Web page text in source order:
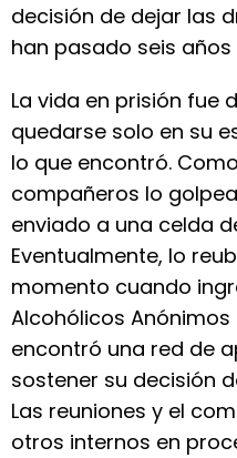
decisión de dejar las
han pasado seis años
La vida en prisión fue
quedarse solo en su
lo que encontró.
compañeros lo
enviado a una celda
Eventualmente, lo
momento cuando
Alcohólicos
encontró una red de
sostener su decisión
Las reuniones y el
otros internos en